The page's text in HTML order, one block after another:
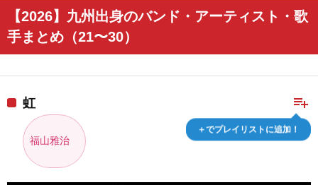
【2026】九州出身のバンド・アーティスト・歌
手まとめ（21〜30）
playlist_add
＋でプレイリストに追加！
虹
福山雅治